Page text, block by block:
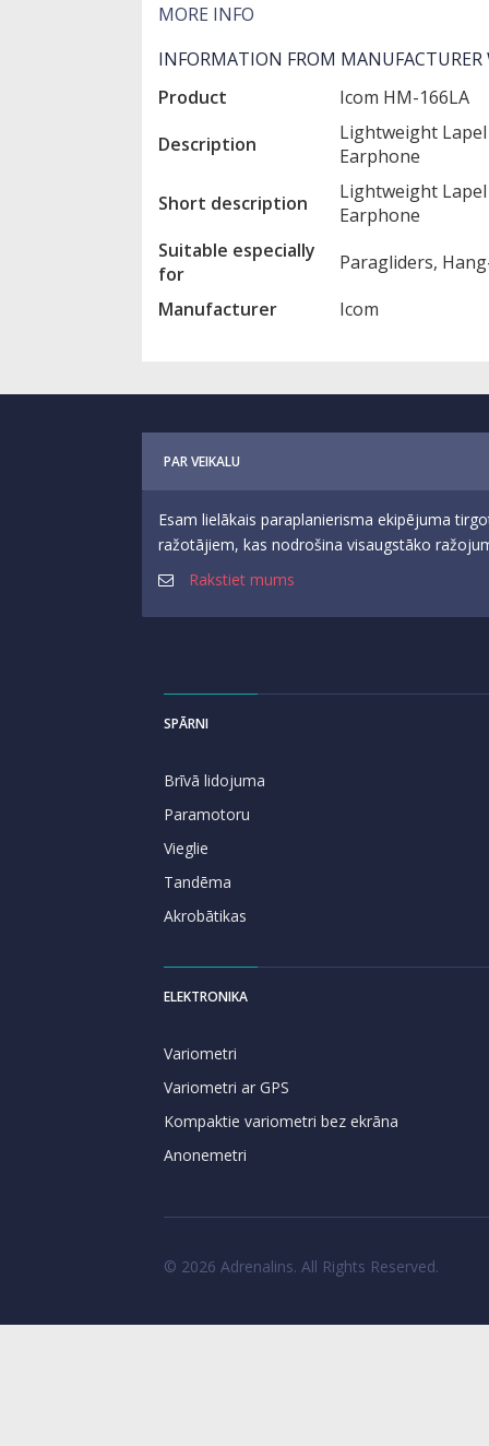
MORE INFO
INFORMATION FROM MANUFACTURER
Product
Icom HM-166LA
Description
Lightweight
Earphone
Short description
Lightweight
Earphone
Suitable especially
for
Paragliders,
Manufacturer
Icom
PAR VEIKALU
Esam lielākais paraplanierisma ekipējuma
ražotājiem, kas nodrošina visaugstāko
Rakstiet mums
SPĀRNI
Brīvā lidojuma
Paramotoru
Vieglie
Tandēma
Akrobātikas
ELEKTRONIKA
Variometri
Variometri ar GPS
Kompaktie variometri bez ekrāna
Anonemetri
© 2026 Adrenalins. All Rights Reserved.